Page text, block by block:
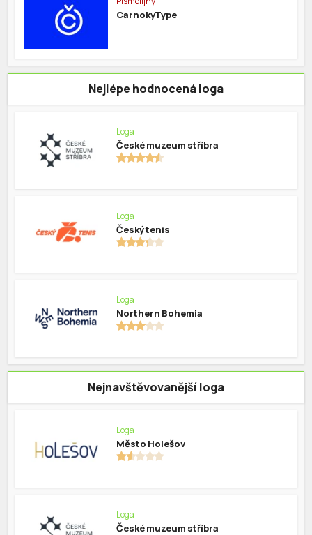
CarnokyType
Nejlépe hodnocená loga
Loga
České muzeum stříbra
Loga
Český tenis
Loga
Northern Bohemia
Nejnavštěvovanější loga
Loga
Město Holešov
Loga
České muzeum stříbra